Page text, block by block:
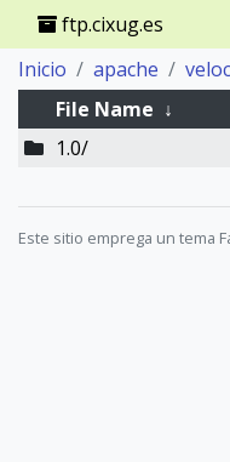
ftp.cixug.es
Inicio
apache
File Name ↓
1.0/
Este sitio emprega un tema